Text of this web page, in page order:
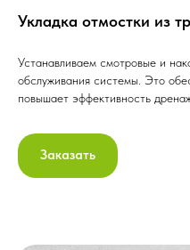
Укладка отмостки из
Устанавливаем смотровые и
обслуживания системы. Это
повышает эффективность
Заказать